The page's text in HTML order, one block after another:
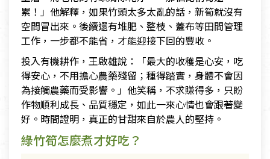
累！」他解釋，如果竹頭太多太亂的話，新筍就沒有
空間冒出來。後續還有堆肥、整枝、蓋布等田間管理
工作，一步都不能省，才能迎接下回的豐收。
投入有機耕作，王啟雄說：「最大的收穫是心安，吃
得安心，不用擔心農藥殘留；種得踏實，身體不會因
為接觸農藥而受影響。」他笑稱，不求賺得多，只盼
作物順利成長、品質穩定，如此一來心情也會跟著變
好。時間證明，真正的甘甜來自於農人的堅持。
綠竹筍怎麼煮才好吃？